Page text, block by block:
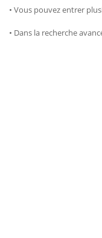
• Vous pouvez entrer
• Dans la recherche